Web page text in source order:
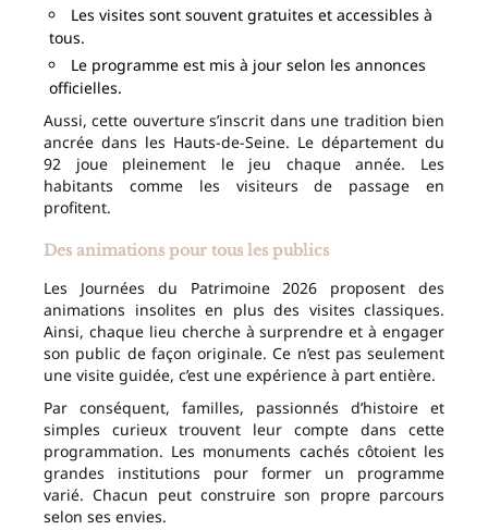
Les visites sont souvent gratuites et accessibles à
tous.
Le programme est mis à jour selon les annonces
officielles.
Aussi, cette ouverture s’inscrit dans une tradition bien
ancrée dans les Hauts-de-Seine. Le département du
92 joue pleinement le jeu chaque année. Les
habitants comme les visiteurs de passage en
profitent.
Des animations pour tous les publics
Les Journées du Patrimoine 2026 proposent des
animations insolites en plus des visites classiques.
Ainsi, chaque lieu cherche à surprendre et à engager
son public de façon originale. Ce n’est pas seulement
une visite guidée, c’est une expérience à part entière.
Par conséquent, familles, passionnés d’histoire et
simples curieux trouvent leur compte dans cette
programmation. Les monuments cachés côtoient les
grandes institutions pour former un programme
varié. Chacun peut construire son propre parcours
selon ses envies.